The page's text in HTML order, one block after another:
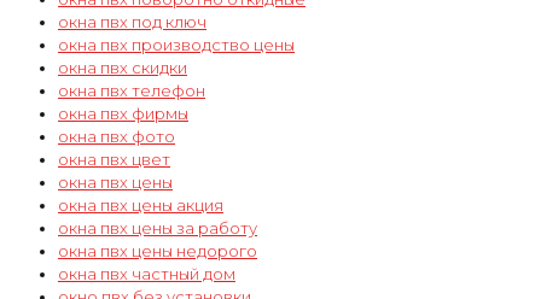
окна пвх под ключ
окна пвх производство цены
окна пвх скидки
окна пвх телефон
окна пвх фирмы
окна пвх фото
окна пвх цвет
окна пвх цены
окна пвх цены акция
окна пвх цены за работу
окна пвх цены недорого
окна пвх частный дом